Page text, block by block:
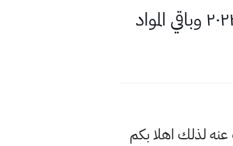
لذلك اهلا بكم